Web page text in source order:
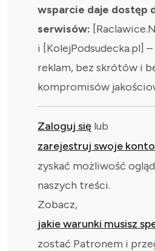
wsparcie daje dostęp
serwisów:
i [KolejPodsudecka.pl] –
reklam, bez skrótów i
kompromisów
Zaloguj się lub
zarejestruj swoje konto
zyskać możliwość
naszych treści.
Zobacz,
jakie warunki musisz
zostać Patronem i